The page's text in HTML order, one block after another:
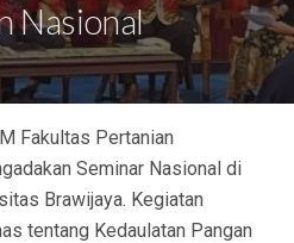
Nasional
Fakultas Pertanian
Seminar Nasional di
Brawijaya. Kegiatan
tentang Kedaulatan Pangan